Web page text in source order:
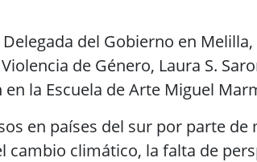
del Gobierno en
de Género, Laura S.
la Escuela de Arte Miguel
en países del sur por parte de
cambio climático, la falta de